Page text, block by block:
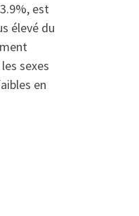
est
élevé du
sexes
en